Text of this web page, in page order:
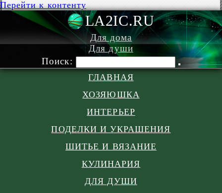
Перейти к контенту
LA2IC.RU
Для дома
Для души
Поиск:
ГЛАВНАЯ
ХОЗЯЮШКА
ИНТЕРЬЕР
ПОДЕЛКИ И УКРАШЕНИЯ
ШИТЬЕ И ВЯЗАНИЕ
КУЛИНАРИЯ
ДЛЯ ДУШИ